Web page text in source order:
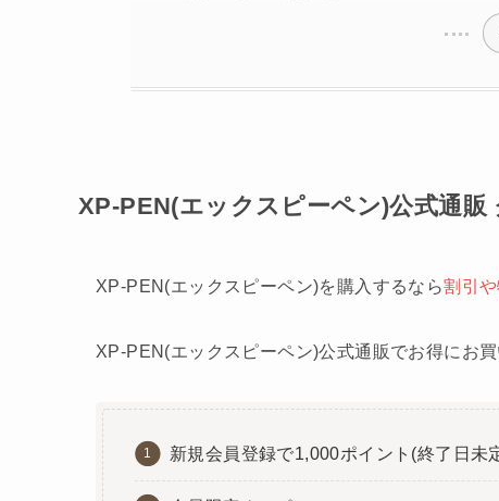
XP-PEN(エックスピーペン)公式通
XP-PEN(エックスピーペン)を購入するなら割引
XP-PEN(エックスピーペン)公式通販でお得にお
新規会員登録で1,000ポイント(終了日未